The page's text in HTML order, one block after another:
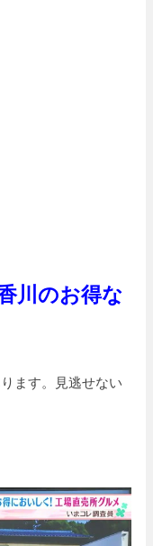
川のお得な
ます。見逃せない